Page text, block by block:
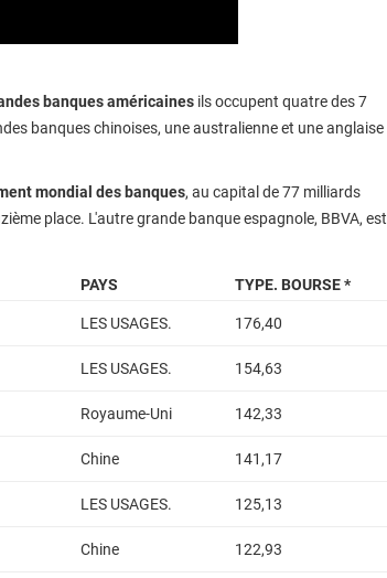
banques américaines ils occupent quatre des 7
banques chinoises, une australienne et une anglaise
mondial des banques, au capital de 77 milliards
place. L'autre grande banque espagnole, BBVA, est
PAYS TYPE. BOURSE *
LES USAGES. 176,40
LES USAGES. 154,63
Royaume-Uni 142,33
Chine 141,17
LES USAGES. 125,13
Chine 122,93